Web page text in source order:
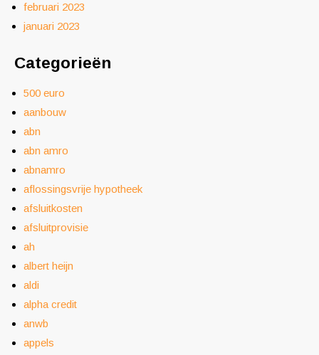
februari 2023
januari 2023
Categorieën
500 euro
aanbouw
abn
abn amro
abnamro
aflossingsvrije hypotheek
afsluitkosten
afsluitprovisie
ah
albert heijn
aldi
alpha credit
anwb
appels